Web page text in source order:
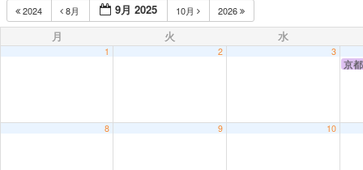
2024 8月 9月 2025 10月 2026
月 火 水
1 2 3
京
8 9 10